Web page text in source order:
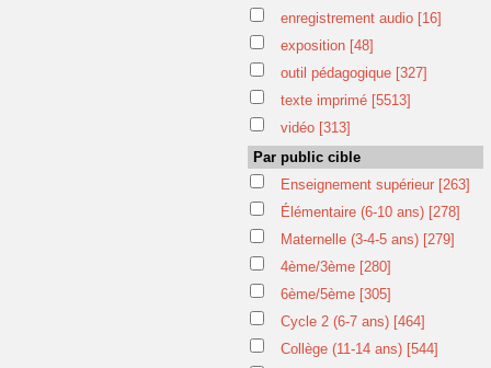
enregistrement audio [16]
exposition [48]
outil pédagogique [327]
texte imprimé [5513]
vidéo [313]
Par public cible
Enseignement supérieur [263]
Élémentaire (6-10 ans) [278]
Maternelle (3-4-5 ans) [279]
4ème/3ème [280]
6ème/5ème [305]
Cycle 2 (6-7 ans) [464]
Collège (11-14 ans) [544]